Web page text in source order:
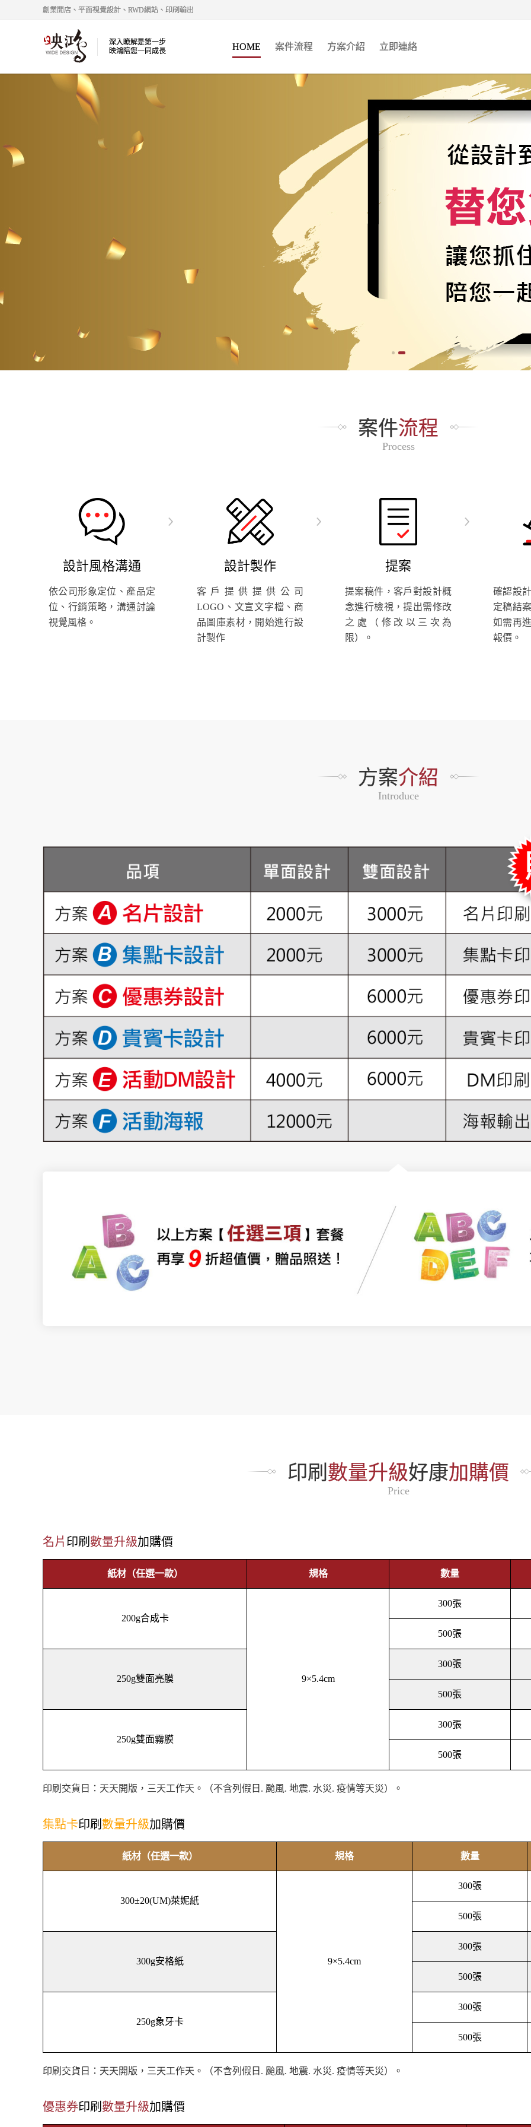
創業開店、平面視覺設計、RWD網站、印刷輸出
深入瞭解是第一步
映鴻陪您一同成長
HOME 案件流程 方案介紹 立即連絡
案件流程
Process
設計風格溝通
依公司形象定位、產品定
位、行銷策略，溝通討論
視覺風格。
設計製作
客戶提供提供公司
LOGO、文宣文字檔、商
品圖庫素材，開始進行設
計製作
提案
提案稿件，客戶對設計概
念進行檢視，提出需修改
之處（修改以三次為
限）。
確認設
定稿結
如需再
報價。
方案介紹
Introduce
印刷 數量升級好康加購價
Price
名片 印刷 數量升級加購價
紙材（任選一款） 規格 數量
200g合成卡
9×5.4cm
300張
500張
250g雙面亮膜
300張
500張
250g雙面霧膜
300張
500張
印刷交貨日：天天開版，三天工作天。（不含列假日. 颱風. 地震. 水災. 疫情等天災）。
集點卡印刷 數量升級加購價
紙材（任選一款） 規格 數量
300±20(UM)萊妮紙
9×5.4cm
300張
500張
300g安格紙
300張
500張
250g象牙卡
300張
500張
印刷交貨日：天天開版，三天工作天。（不含列假日. 颱風. 地震. 水災. 疫情等天災）。
優惠券印刷 數量升級加購價